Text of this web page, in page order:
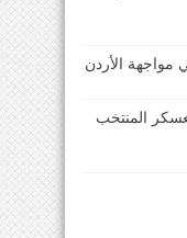
مواجهة الأردن
المنتخب